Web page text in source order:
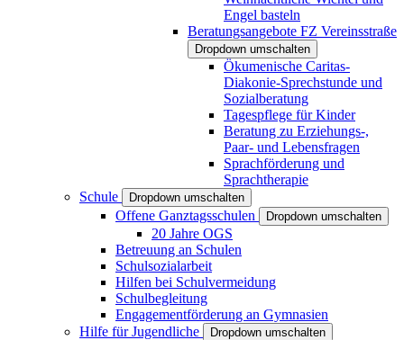
Engel basteln
Beratungsangebote FZ Vereinsstraße
Dropdown umschalten
Ökumenische Caritas-
Diakonie-Sprechstunde und
Sozialberatung
Tagespflege für Kinder
Beratung zu Erziehungs-,
Paar- und Lebensfragen
Sprachförderung und
Sprachtherapie
Schule
Dropdown umschalten
Offene Ganztagsschulen Dropdown umschalten
20 Jahre OGS
Betreuung an Schulen
Schulsozialarbeit
Hilfen bei Schulvermeidung
Schulbegleitung
Engagementförderung an Gymnasien
Hilfe für Jugendliche
Dropdown umschalten